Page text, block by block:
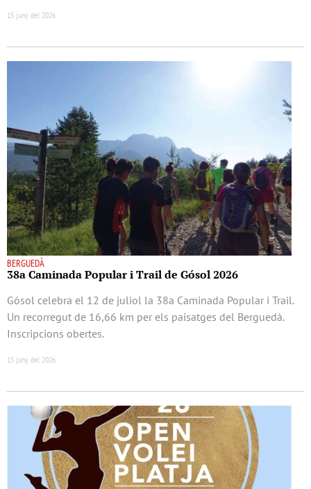
15 juny del 2026
BERGUEDÀ
38a Caminada Popular i Trail de Gósol 2026
Gósol celebra el 12 de juliol la 38a Caminada Popular i Trail.
Un recorregut de 16,66 km per els paisatges del Berguedà.
Inscripcions obertes.
15 juny del 2026